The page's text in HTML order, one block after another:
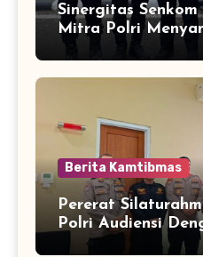
Sinergitas
Mitra Polri
Kota Cilegon Yang
Berita Kamtibmas
Pererat
Polri Audiensi
Bhabinkamtibmas